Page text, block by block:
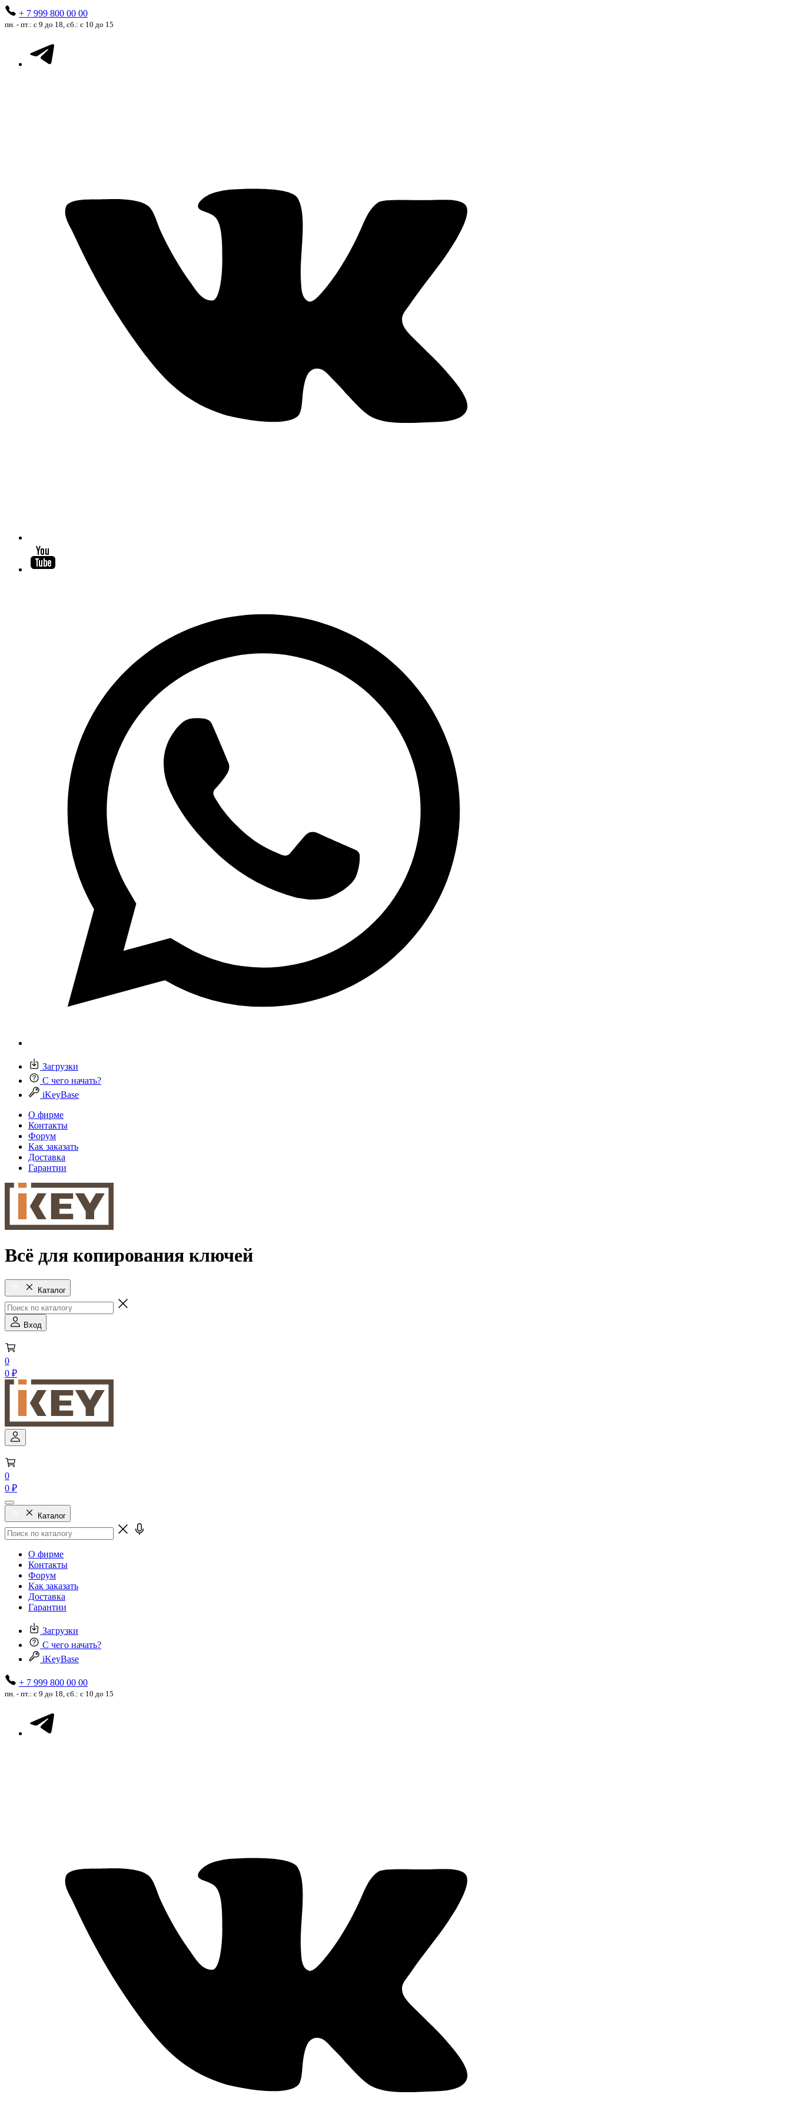
+ 7 999 800 00 00
пн. - пт.: с 9 до 18, сб.: с 10 до 15
Загрузки
С чего начать?
iKeyBase
О фирме
Контакты
Форум
Как заказать
Доставка
Гарантии
Всё для копирования ключей
Каталог
Вход
0
0 ₽
0
0 ₽
Каталог
О фирме
Контакты
Форум
Как заказать
Доставка
Гарантии
Загрузки
С чего начать?
iKeyBase
+ 7 999 800 00 00
пн. - пт.: с 9 до 18, сб.: с 10 до 15